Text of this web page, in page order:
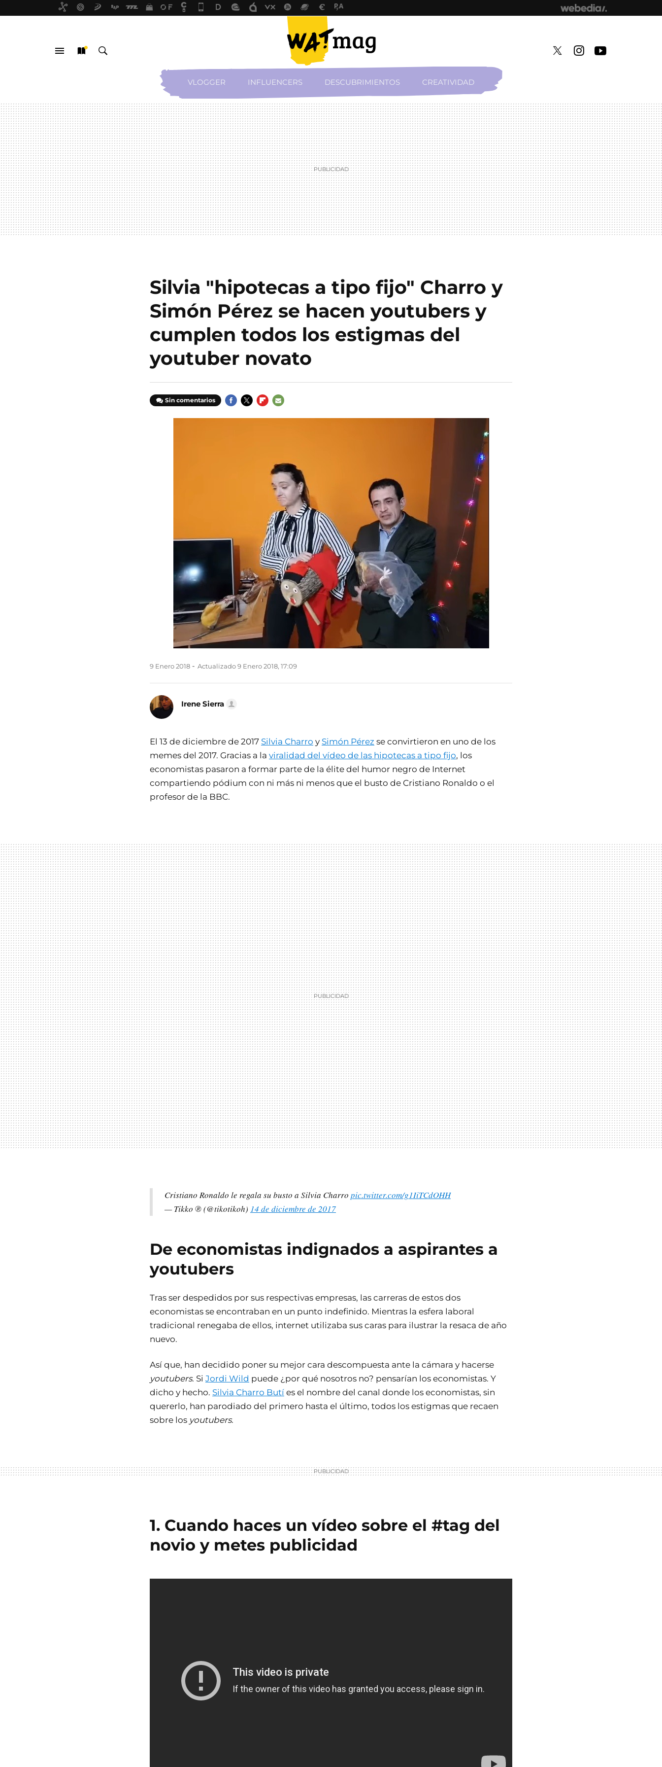
VLOGGER INFLUENCERS DESCUBRIMIENTOS CREATIVIDAD
Silvia "hipotecas a tipo fijo" Charro y
Simón Pérez se hacen youtubers y
cumplen todos los estigmas del
youtuber novato
Sin comentarios
9 Enero 2018 Actualizado 9 Enero 2018, 17:09
Irene Sierra
El 13 de diciembre de 2017 Silvia Charro y Simón Pérez se convirtieron en uno de los
memes del 2017. Gracias a la viralidad del vídeo de las hipotecas a tipo fijo, los
economistas pasaron a formar parte de la élite del humor negro de Internet
compartiendo pódium con ni más ni menos que el busto de Cristiano Ronaldo o el
profesor de la BBC.
Cristiano Ronaldo le regala su busto a Silvia Charro pic.twitter.com/g1IiTCdOHH
— Tikko ® (@tikotikoh) 14 de diciembre de 2017
De economistas indignados a aspirantes a
youtubers
Tras ser despedidos por sus respectivas empresas, las carreras de estos dos
economistas se encontraban en un punto indefinido. Mientras la esfera laboral
tradicional renegaba de ellos, internet utilizaba sus caras para ilustrar la resaca de año
nuevo.
Así que, han decidido poner su mejor cara descompuesta ante la cámara y hacerse
youtubers. Si Jordi Wild puede ¿por qué nosotros no? pensarían los economistas. Y
dicho y hecho. Silvia Charro Butí es el nombre del canal donde los economistas, sin
quererlo, han parodiado del primero hasta el último, todos los estigmas que recaen
sobre los youtubers.
1. Cuando haces un vídeo sobre el #tag del
novio y metes publicidad